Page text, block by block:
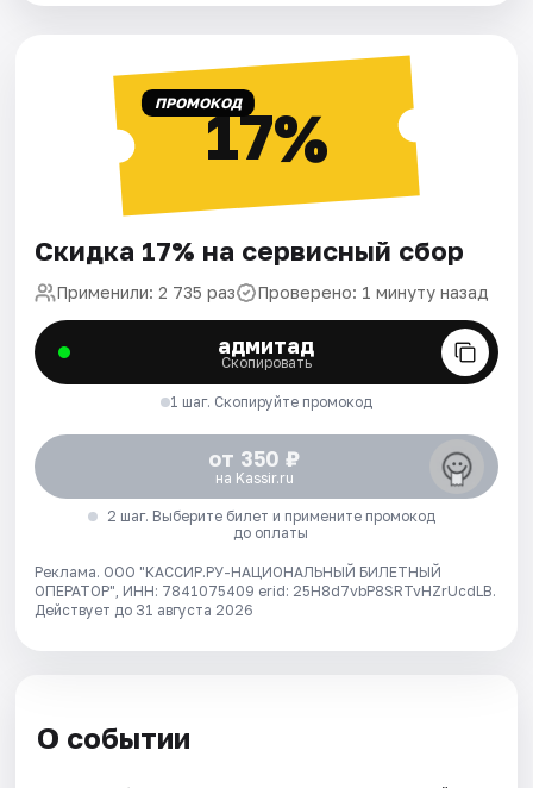
ПРОМОКОД17%
Скидка 17% на сервисный сбор
Применили: 2 735 раз Проверено: 1 минуту назад
адмитад
Скопировать
1 шаг. Скопируйте промокод
от 350 ₽
на Kassir.ru
2 шаг. Выберите билет и примените промокод
до оплаты
Реклама. ООО "КАССИР.РУ-НАЦИОНАЛЬНЫЙ БИЛЕТНЫЙ
ОПЕРАТОР", ИНН: 7841075409 erid: 25H8d7vbP8SRTvHZrUcdLB.
Действует до 31 августа 2026
О событии